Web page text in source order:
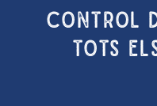
CONTROL
TOTS